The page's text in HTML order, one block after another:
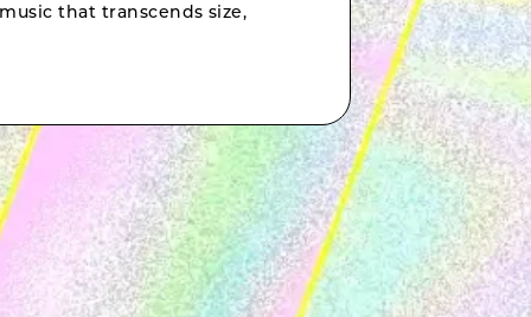
that transcends size,